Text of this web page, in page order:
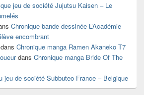
jeu de société Jujutsu Kaisen – Le
Chronique bande dessinée L’Académie
encombrant
dans Chronique manga Ramen Akaneko T7
dans Chronique manga Bride Of The
jeu de société Subbuteo France – Belgique